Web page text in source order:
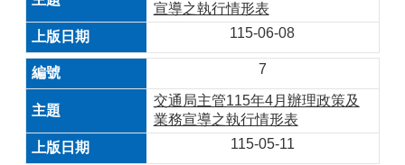
宣導之執行情形表
115-06-08
7
交通局主管115年4月辦理政策及
業務宣導之執行情形表
115-05-11